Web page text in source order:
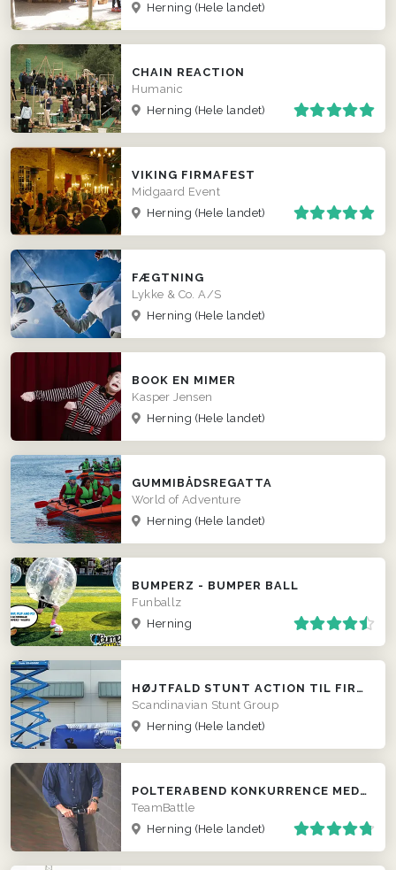
Herning (Hele landet)
CHAIN REACTION
Humanic
Herning (Hele landet)
VIKING FIRMAFEST
Midgaard Event
Herning (Hele landet)
FÆGTNING
Lykke & Co. A/S
Herning (Hele landet)
BOOK EN MIMER
Kasper Jensen
Herning (Hele landet)
GUMMIBÅDSREGATTA
World of Adventure
Herning (Hele landet)
BUMPERZ - BUMPER BALL
Funballz
Herning
HØJTFALD STUNT ACTION TIL FIRMAER
Scandinavian Stunt Group
Herning (Hele landet)
POLTERABEND KONKURRENCE MED SEGWAY
TeamBattle
Herning (Hele landet)